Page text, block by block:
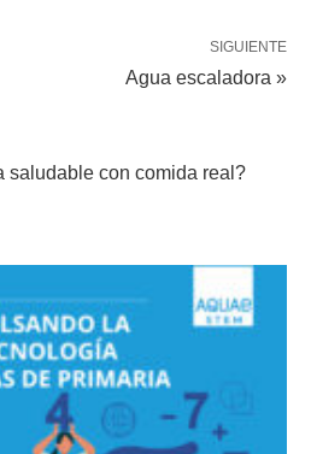
SIGUIENTE
Agua escaladora »
saludable con comida real?